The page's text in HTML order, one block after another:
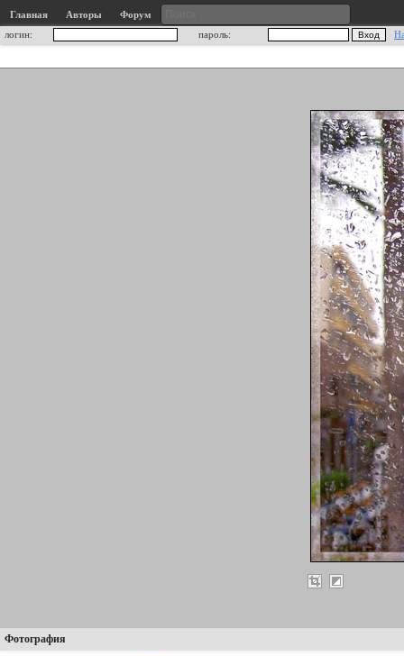
Главная Авторы
Форум
логин:
пароль:
Фотография